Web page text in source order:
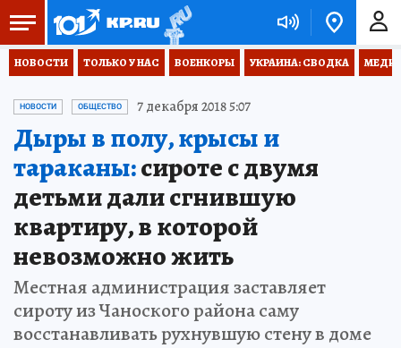
НОВОСТИ ТОЛЬКО У НАС ВОЕНКОРЫ УКРАИНА: СВОДКА
НОВОСТИ ОБЩЕСТВО 7 декабря 2018 5:07
Дыры в полу, крысы и
тараканы:сироте с двумя
детьми дали сгнившую
квартиру, в которой
невозможно жить
Местная администрация заставляет
сироту из Чаноского района саму
восстанавливать рухнувшую стену в доме